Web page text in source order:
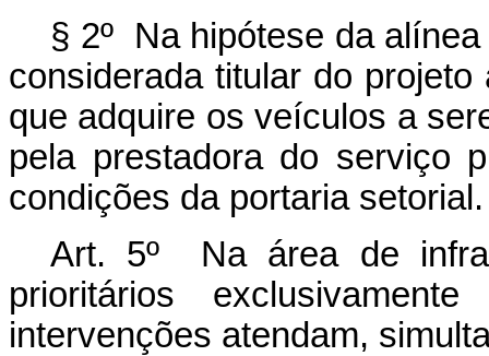
§ 2º Na hipótese da
considerada titular do
que adquire os veículos a
pela prestadora do serviço
condições da portaria setorial.
Art. 5º Na área de
prioritários
intervenções atendam,